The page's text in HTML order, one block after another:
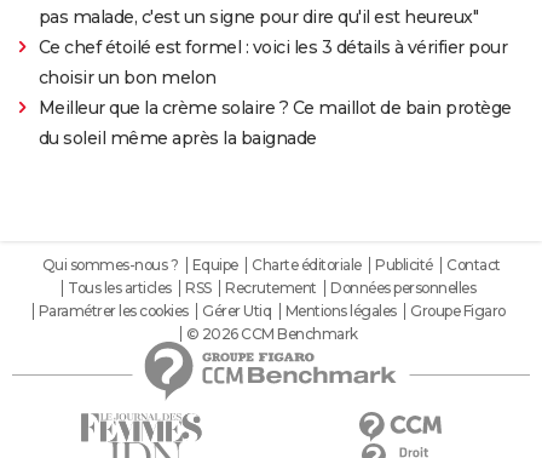
pas malade, c'est un signe pour dire qu'il est heureux"
Ce chef étoilé est formel : voici les 3 détails à vérifier pour
choisir un bon melon
Meilleur que la crème solaire ? Ce maillot de bain protège
du soleil même après la baignade
Qui sommes-nous ? Equipe Charte éditoriale Publicité
Contact
Tous les articles
RSS Recrutement
Données personnelles
Paramétrer les cookies
Gérer Utiq Mentions légales
Groupe Figaro
© 2026 CCM Benchmark